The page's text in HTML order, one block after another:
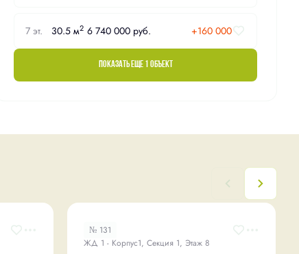
7 эт. 30.5 м2 6 740 000 руб. +160 000
Показать еще 1 объект
№ 131
ЖД 1 - Корпус1, Секция 1, Этаж 8